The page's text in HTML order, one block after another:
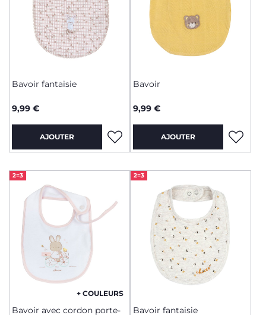
Bavoir fantaisie
9,99 €
AJOUTER
Bavoir
9,99 €
AJOUTER
2=3
+ COULEURS
Bavoir avec cordon porte-
2=3
Bavoir fantaisie